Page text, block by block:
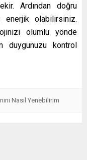
Ardından doğru
olabilirsiniz.
olumlu yönde
duygunuzu kontrol
Nasıl Yenebilirim